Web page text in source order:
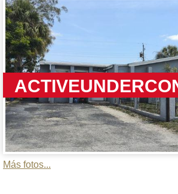
Más fotos...